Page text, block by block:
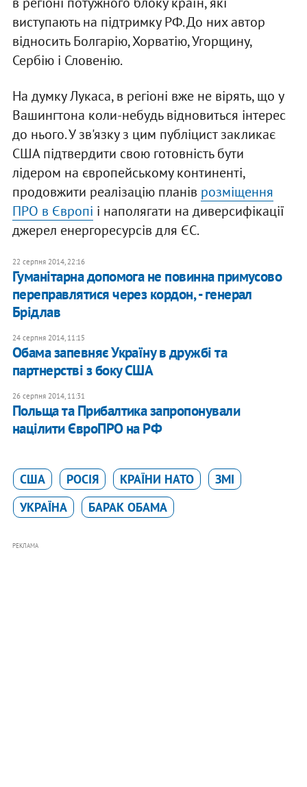
виступають на підтримку РФ. До них автор
відносить Болгарію, Хорватію, Угорщину,
Сербію і Словенію.
На думку Лукаса, в регіоні вже не вірять, що у
Вашингтона коли-небудь відновиться інтерес
до нього. У зв'язку з цим публіцист закликає
США підтвердити свою готовність бути
лідером на європейському континенті,
продовжити реалізацію планів розміщення
ПРО в Європі і наполягати на диверсифікації
джерел енергоресурсів для ЄС.
22 серпня 2014, 22:16
Гуманітарна допомога не повинна примусово
переправлятися через кордон, - генерал
Брідлав
24 серпня 2014, 11:15
Обама запевняє Україну в дружбі та
партнерстві з боку США
26 серпня 2014, 11:31
Польща та Прибалтика запропонували
націлити ЄвроПРО на РФ
США РОСІЯ КРАЇНИ НАТО
ЗМІ
УКРАЇНА
БАРАК ОБАМА
РЕКЛАМА